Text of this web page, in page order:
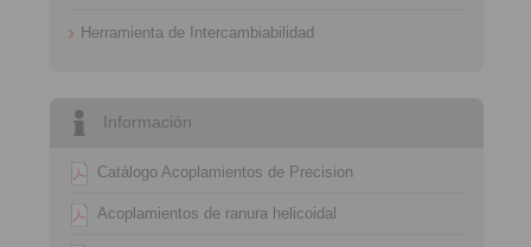
Herramienta de Intercambiabilidad
Información
Catálogo Acoplamientos de Precision
Acoplamientos de ranura helicoidal